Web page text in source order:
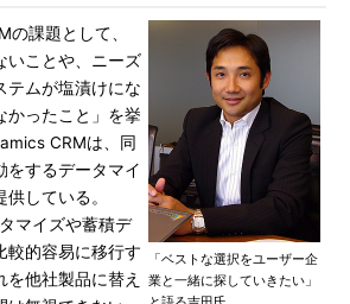
「ベストな選択をユーザー企
業と一緒に探していきたい」
課題として、
いことや、ニーズ
テムが塩漬けにな
かったこと」を挙
CRMは、同
をするデータマイ
している。
マイズや蓄積デ
較的容易に移行す
を他社製品に替え